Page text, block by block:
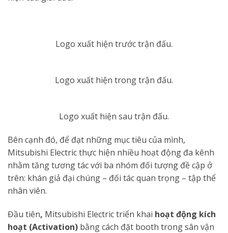
Logo xuất hiện trước trận đấu.
Logo xuất hiện trong trận đấu.
Logo xuất hiện sau trận đấu.
Bên cạnh đó, để đạt những mục tiêu của mình,
Mitsubishi Electric thực hiện nhiều hoạt động đa kênh
nhằm tăng tương tác với ba nhóm đối tượng đề cập ở
trên: khán giả đại chúng – đối tác quan trọng – tập thể
nhân viên.
Đầu tiên, Mitsubishi Electric triển khai hoạt động kích
hoạt (Activation) bằng cách đặt booth trong sân vận